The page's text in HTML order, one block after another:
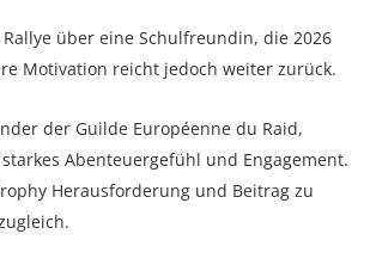
über eine Schulfreundin, die 2026
Motivation reicht jedoch weiter zurück.
der Guilde Européenne du Raid,
Abenteuergefühl und Engagement.
Herausforderung und Beitrag zu